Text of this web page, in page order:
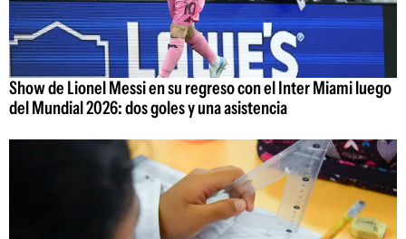
Show de Lionel Messi en su regreso con el Inter Miami luego
del Mundial 2026: dos goles y una asistencia